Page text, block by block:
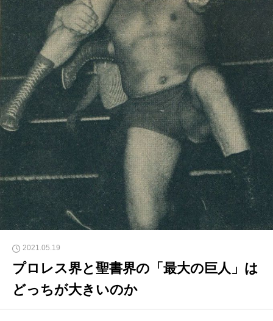
2021.05.19
プロレス界と聖書界の「最大の巨人」は
どっちが大きいのか